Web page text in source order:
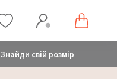
Знайди свій розмір